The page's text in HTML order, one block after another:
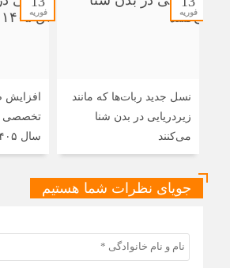
فوریه
نسل جدید ربات‌ها که مانند
زیردریایی در بدن شنا
می‌کنند
فوریه
تخصصی
سال ۱۴۰۵
جویای نظرات شما هستیم